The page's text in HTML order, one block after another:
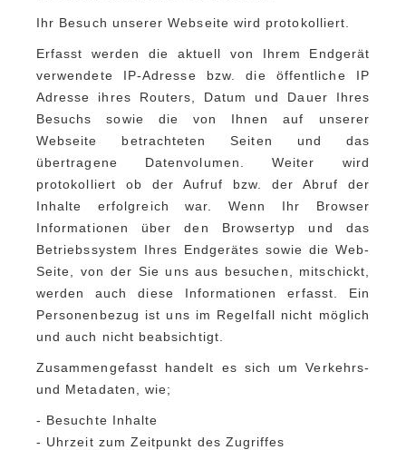
Ihr Besuch unserer Webseite wird protokolliert.
Erfasst werden die aktuell von Ihrem Endgerät
verwendete IP-Adresse bzw. die öffentliche IP
Adresse ihres Routers, Datum und Dauer Ihres
Besuchs sowie die von Ihnen auf unserer
Webseite betrachteten Seiten und das
übertragene Datenvolumen. Weiter wird
protokolliert ob der Aufruf bzw. der Abruf der
Inhalte erfolgreich war. Wenn Ihr Browser
Informationen über den Browsertyp und das
Betriebssystem Ihres Endgerätes sowie die Web-
Seite, von der Sie uns aus besuchen, mitschickt,
werden auch diese Informationen erfasst. Ein
Personenbezug ist uns im Regelfall nicht möglich
und auch nicht beabsichtigt.
Zusammengefasst handelt es sich um Verkehrs-
und Metadaten, wie;
- Besuchte Inhalte
- Uhrzeit zum Zeitpunkt des Zugriffes